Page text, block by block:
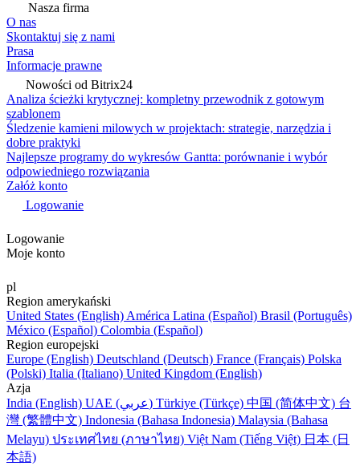
Nasza firma
O nas
Skontaktuj się z nami
Prasa
Informacje prawne
Nowości od Bitrix24
Analiza ścieżki krytycznej: kompletny przewodnik z gotowym
szablonem
Śledzenie kamieni milowych w projektach: strategie, narzędzia i
dobre praktyki
Najlepsze programy do wykresów Gantta: porównanie i wybór
odpowiedniego rozwiązania
Załóż konto
Logowanie
Logowanie
Moje konto
pl
Region amerykański
United States (English) América Latina (Español) Brasil (Português)
México (Español) Colombia (Español)
Region europejski
Europe (English) Deutschland (Deutsch) France (Français) Polska
(Polski) Italia (Italiano) United Kingdom (English)
Azja
India (English)
UAE (عربي) Türkiye (Türkçe) 中国 (简体中文) 台
灣 (繁體中文) Indonesia (Bahasa Indonesia) Malaysia (Bahasa
Melayu) ประเทศไทย (ภาษาไทย) Việt Nam (Tiếng Việt) 日本 (日
本語)